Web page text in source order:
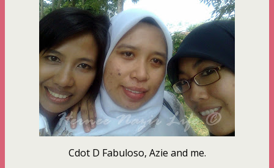
Cdot D Fabuloso, Azie and me.